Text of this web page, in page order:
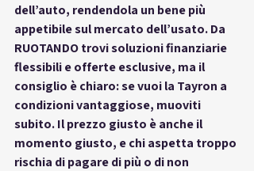
dell’auto, rendendola un bene più
appetibile sul mercato dell’usato. Da
RUOTANDO trovi soluzioni finanziarie
flessibili e offerte esclusive, ma il
consiglio è chiaro: se vuoi la Tayron a
condizioni vantaggiose, muoviti
subito. Il prezzo giusto è anche il
momento giusto, e chi aspetta troppo
rischia di pagare di più o di non